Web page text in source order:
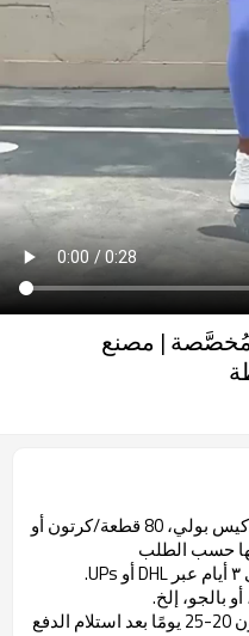
مُخصَّصة | مصنع
1 قطعة/كيس بولي، 80 قطعة/كرتون أو
حسب الطلب
من ١ إلى ٣ أيام عبر DHL أو UPs.
بالجو، إلخ.
الدفع